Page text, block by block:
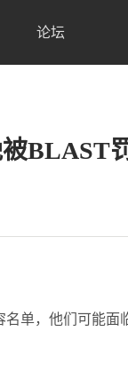
论坛
BLAST
单，他们可能面